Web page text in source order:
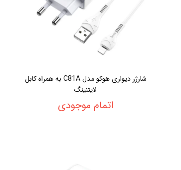
شارژر دیواری هوکو مدل C81A به همراه کابل
لایتنینگ
اتمام موجودی